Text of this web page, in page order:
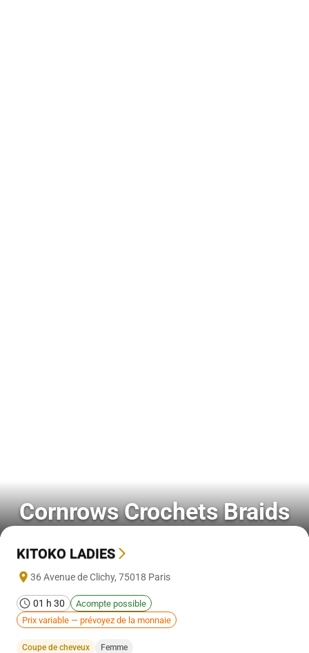
Cornrows Crochets Braids
KITOKO LADIES
36 Avenue de Clichy, 75018 Paris
01 h 30
Acompte possible
Prix variable — prévoyez de la monnaie
Coupe de cheveux Femme